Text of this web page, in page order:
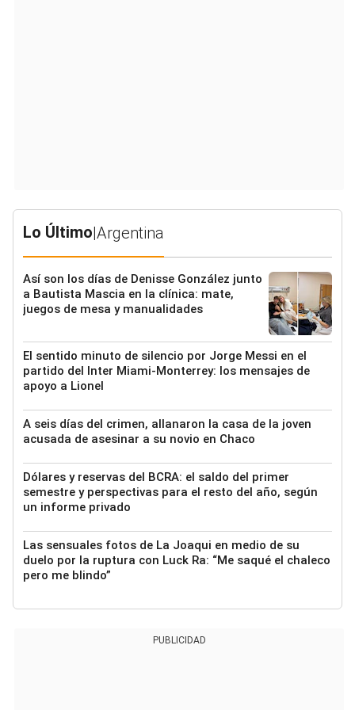
Lo Último|Argentina
Así son los días de Denisse González junto
a Bautista Mascia en la clínica: mate,
juegos de mesa y manualidades
El sentido minuto de silencio por Jorge Messi en el
partido del Inter Miami-Monterrey: los mensajes de
apoyo a Lionel
A seis días del crimen, allanaron la casa de la joven
acusada de asesinar a su novio en Chaco
Dólares y reservas del BCRA: el saldo del primer
semestre y perspectivas para el resto del año, según
un informe privado
Las sensuales fotos de La Joaqui en medio de su
duelo por la ruptura con Luck Ra: “Me saqué el chaleco
pero me blindo”
PUBLICIDAD